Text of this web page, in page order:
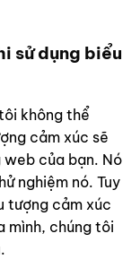
sử dụng biểu
không thể
cảm xúc sẽ
của bạn. Nó
nghiệm nó. Tuy
tượng cảm xúc
mình, chúng tôi